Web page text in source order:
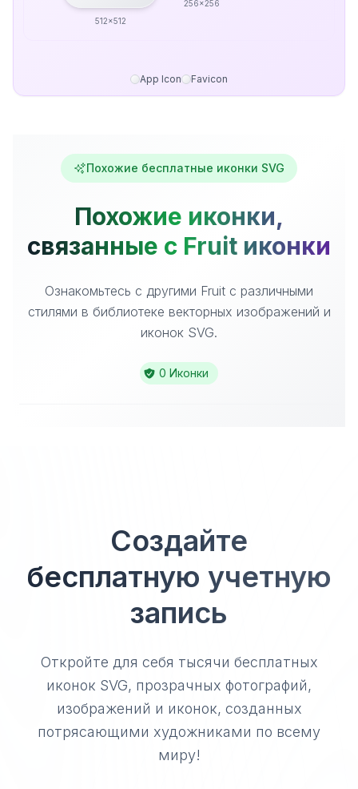
512x512
256x256
App Icon Favicon
Похожие бесплатные иконки SVG
Похожие иконки,
связанные с Fruit иконки
Ознакомьтесь с другими Fruit с различными
стилями в библиотеке векторных изображений и
иконок SVG.
0 Иконки
Создайте
бесплатную учетную
запись
Откройте для себя тысячи бесплатных
иконок SVG, прозрачных фотографий,
изображений и иконок, созданных
потрясающими художниками по всему
миру!